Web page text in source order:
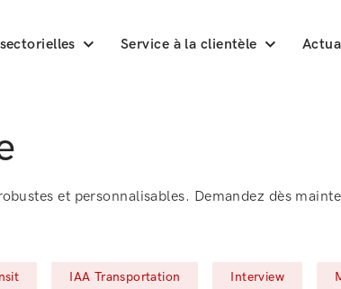
Service à la clientèle
et personnalisables. Demandez dès
Filter by
IAA Transportation Filter by
Interview